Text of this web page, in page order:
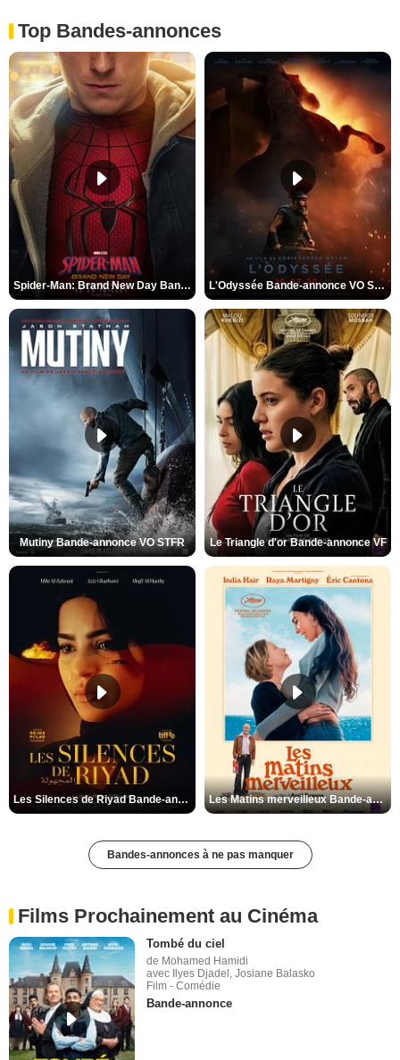
Top Bandes-annonces
Spider-Man: Brand New Day Bande-annonce VO STFR L'Odyssée Bande-annonce VO STFR
Mutiny Bande-annonce VO STFR Le Triangle d'or Bande-annonce VF
Les Silences de Riyad Bande-annonce VO STFR Les Matins merveilleux Bande-annonce VF
Bandes-annonces à ne pas manquer
Films Prochainement au Cinéma
Tombé du ciel
de Mohamed Hamidi
avec Ilyes Djadel, Josiane Balasko
Film - Comédie
Bande-annonce